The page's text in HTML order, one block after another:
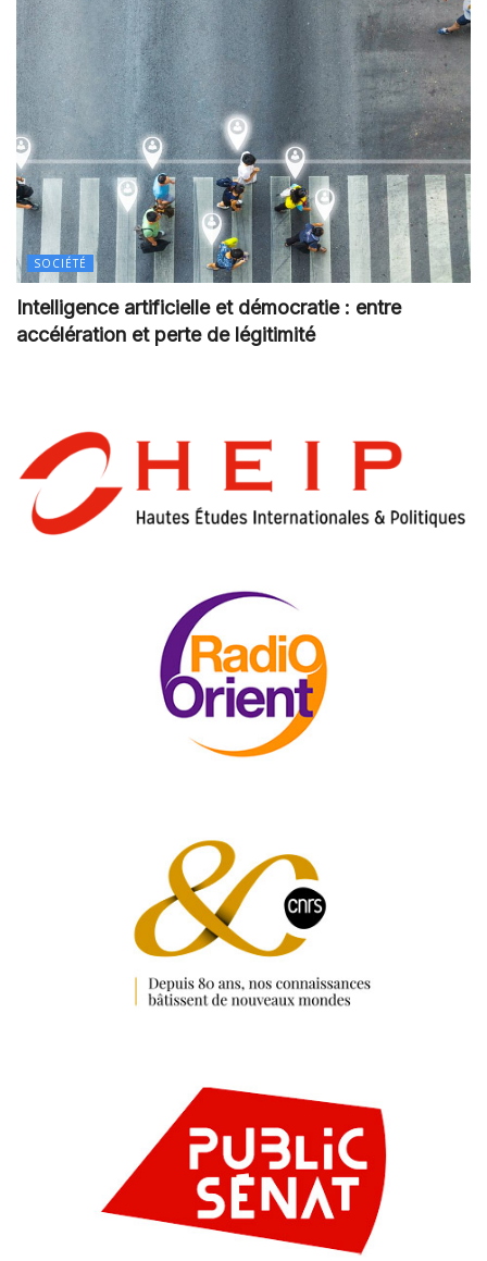
SOCIÉTÉ
Intelligence artificielle et démocratie : entre
accélération et perte de légitimité